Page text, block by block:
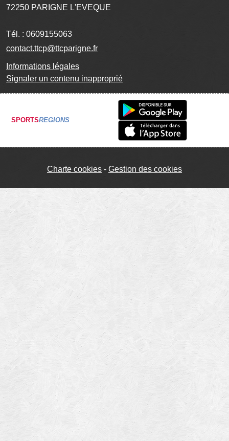
72250 PARIGNE L'EVEQUE
Tél. : 0609155063
contact.ttcp@ttcparigne.fr
Informations légales
Signaler un contenu inapproprié
SPORTSREGIONS
Charte cookies Gestion des cookies